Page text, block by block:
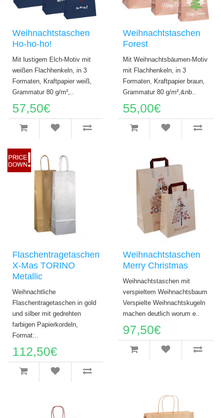
Weihnachtstaschen
Ho-ho-ho!
Mit lustigem Elch-Motiv mit
weißen Flachhenkeln, in 3
Formaten, Kraftpapier weiß,
Grammatur 80 g/m²,..
57,50€
Weihnachtstaschen
Forest
Mit Weihnachtsbäumen-Motiv
mit Flachhenkeln, in 3
Formaten, Kraftpapier braun,
Grammatur 80 g/m²,&nb..
55,00€
Flaschentragetaschen
X-Mas TORINO
Metallic
Weihnachtliche
Flaschentragetaschen in gold
und silber mit gedrehten
farbigen Papierkordeln,
Format:..
112,50€
Weihnachtstaschen
Merry Christmas
Weihnachtstaschen mit
verspieltem Weihnachtsbaum
Verspielte Weihnachtskugeln
machen deutlich worum e..
97,50€